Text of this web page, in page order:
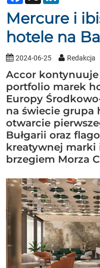
Mercure i
hotele na
2024-06-25 Redakcja
Accor
portfolio marek
Europy
na świecie grupa
otwarcie
Bułgarii oraz
kreatywnej marki
brzegiem Morza